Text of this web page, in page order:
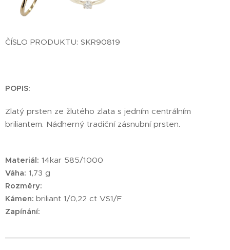
ČÍSLO PRODUKTU: SKR90819
POPIS:
Zlatý prsten ze žlutého zlata s jedním centrálním
briliantem. Nádherný tradiční zásnubní prsten.
Materiál: 14kar 585/1000
Váha: 1,73 g
Rozměry:
Kámen: briliant 1/0,22 ct VS1/F
Zapínání: